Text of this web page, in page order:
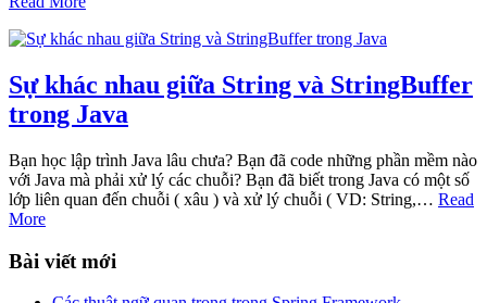
Sự khác nhau giữa String và StringBuffer
trong Java
Bạn học lập trình Java lâu chưa? Bạn đã code những phần mềm nào
với Java mà phải xử lý các chuỗi? Bạn đã biết trong Java có một số
lớp liên quan đến chuỗi ( xâu ) và xử lý chuỗi ( VD: String,… Read
More
Bài viết mới